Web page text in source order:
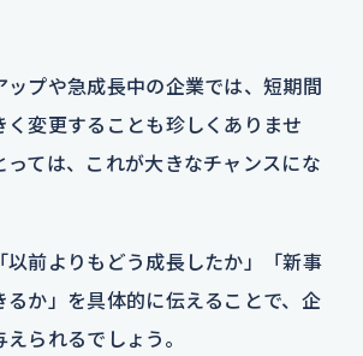
ップや急成長中の企業では、短期間
く変更することも珍しくありませ
っては、これが大きなチャンスにな
以前よりもどう成長したか」「新事
るか」を具体的に伝えることで、企
られるでしょう。